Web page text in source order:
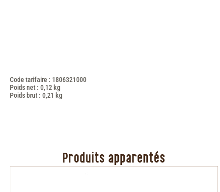
Code tarifaire : 1806321000
Poids net : 0,12 kg
Poids brut : 0,21 kg
Produits apparentés